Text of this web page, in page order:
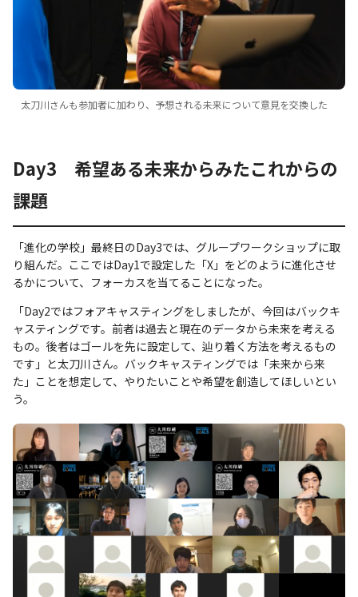
太刀川さんも参加者に加わり、予想される未来について意見を交換した
Day3 希望ある未来からみたこれからの
課題
「進化の学校」最終日のDay3では、グループワークショップに取
り組んだ。ここではDay1で設定した「X」をどのように進化させ
るかについて、フォーカスを当てることになった。
「Day2ではフォアキャスティングをしましたが、今回はバックキ
ャスティングです。前者は過去と現在のデータから未来を考える
もの。後者はゴールを先に設定して、辿り着く方法を考えるもの
です」と太刀川さん。バックキャスティングでは「未来から来
た」ことを想定して、やりたいことや希望を創造してほしいとい
う。